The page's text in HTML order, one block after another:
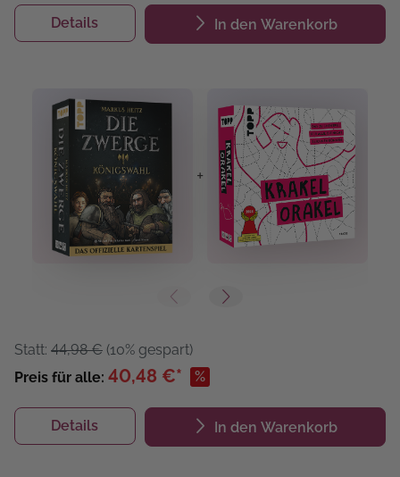
Details In den Warenkorb
+
Statt: 44,98 € (10% gespart)
Preis für alle: 40,48 €* %
Details In den Warenkorb